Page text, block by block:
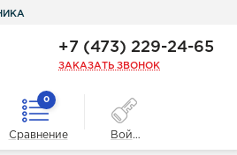
+7 (473) 229-24-65
ЗАКАЗАТЬ ЗВОНОК
0
Сравнение Войти